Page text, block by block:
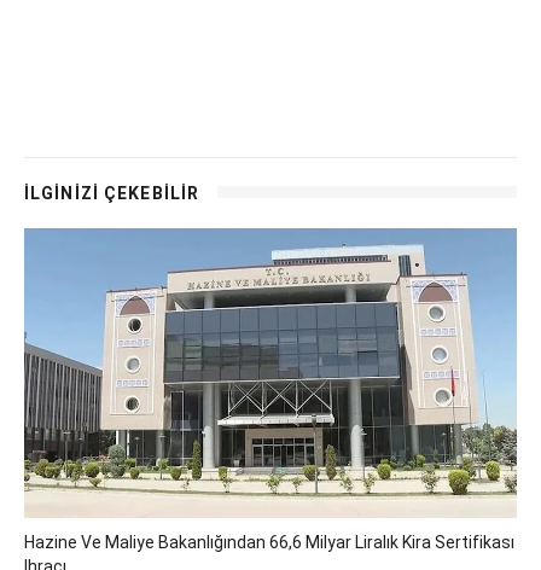
İLGİNİZİ ÇEKEBİLİR
Hazine Ve Maliye Bakanlığından 66,6 Milyar Liralık Kira Sertifikası